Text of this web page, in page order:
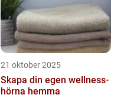
21 oktober 2025
Skapa din egen wellness-
hörna hemma